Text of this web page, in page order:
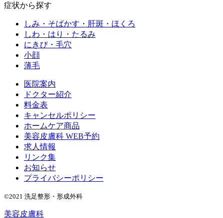
症状から探す
しみ・そばかす・肝斑・ほくろ
しわ・はり・たるみ
にきび・毛穴
小顔
薄毛
医院案内
ドクター紹介
料金表
キャンセルポリシー
ホームケア商品
美容皮膚科 WEB予約
求人情報
リンク集
お知らせ
プライバシーポリシー
©2021 洗足整形・形成外科
美容皮膚科